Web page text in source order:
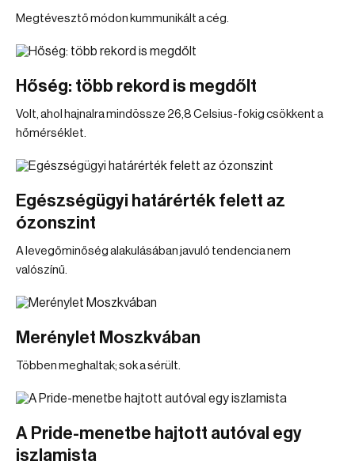
Megtévesztő módon kummunikált a cég.
Hőség: több rekord is megdőlt
Volt, ahol hajnalra mindössze 26,8 Celsius-fokig csökkent a
hőmérséklet.
Egészségügyi határérték felett az
ózonszint
A levegőminőség alakulásában javuló tendencia nem
valószínű.
Merénylet Moszkvában
Többen meghaltak; sok a sérült.
A Pride-menetbe hajtott autóval egy
iszlamista